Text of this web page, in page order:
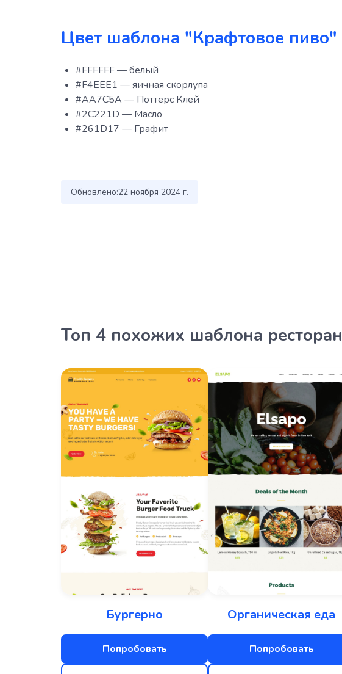
Цвет шаблона "Крафтовое пиво"
#FFFFFF — белый
#F4EEE1 — яичная скорлупа
#AA7C5A — Поттерс Клей
#2C221D — Масло
#261D17 — Графит
Обновлено:22 ноября 2024 г.
Топ 4 похожих шаблона ресторан
Бургерно
Попробовать
Органическая еда
Попробовать